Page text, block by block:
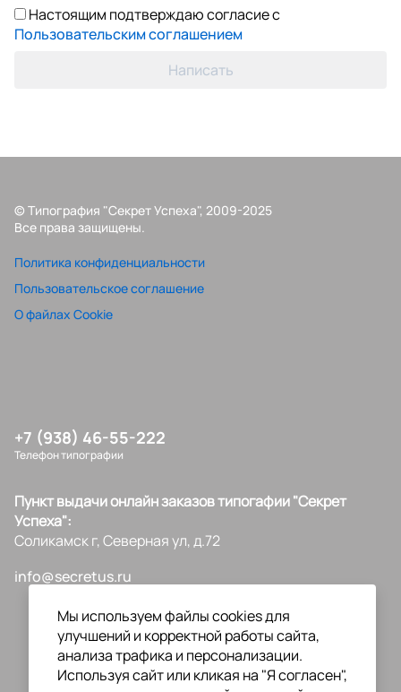
Настоящим подтверждаю согласие с
Пользовательским соглашением
Написать
© Типография "Секрет Успеха", 2009-2025
Все права защищены.
Политика конфиденциальности
Пользовательское соглашение
О файлах Cookie
+7 (938) 46-55-222
Телефон типографии
Пункт выдачи онлайн заказов типогафии "Секрет
Успеха":
Соликамск г, Северная ул, д.72
info@secretus.ru
Мы используем файлы cookies для
улучшений и корректной работы сайта,
анализа трафика и персонализации.
Используя сайт или кликая на "Я согласен",